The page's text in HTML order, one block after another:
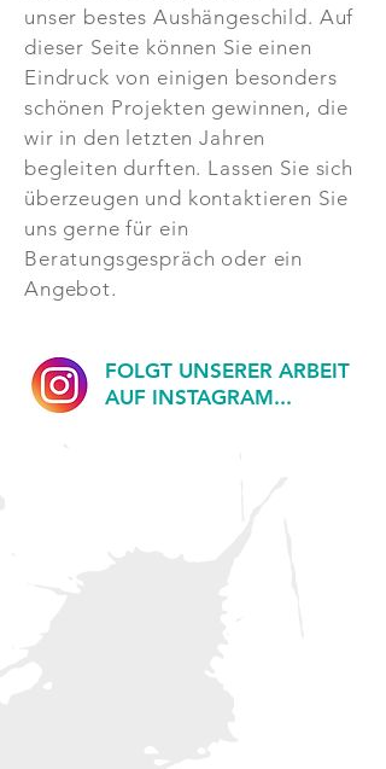
unser bestes Aushängeschild. Auf
dieser Seite können Sie einen
Eindruck von einigen besonders
schönen Projekten gewinnen, die
wir in den letzten Jahren
begleiten durften. Lassen Sie sich
überzeugen und kontaktieren Sie
uns gerne für ein
Beratungsgespräch oder ein
Angebot.
FOLGT UNSERER ARBEIT
AUF INSTAGRAM...